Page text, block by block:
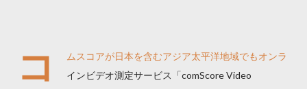
コ
ムスコアが日本を含むアジア太平洋地域でもオンラ
インビデオ測定サービス「comScore Video